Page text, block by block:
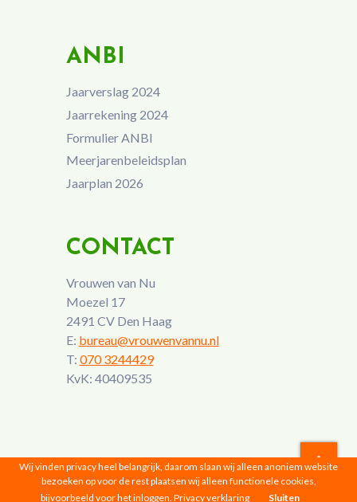
ANBI
Jaarverslag 2024
Jaarrekening 2024
Formulier ANBI
Meerjarenbeleidsplan
Jaarplan 2026
CONTACT
Vrouwen van Nu
Moezel 17
2491 CV Den Haag
E: bureau@vrouwenvannu.nl
T: 070 3244429
KvK: 40409535
Vrouwen van Nu © 2026 |Privacyverklaring
Wij vinden privacy heel belangrijk, daarom slaan wij alleen anoniem website
bezoeken op voor de rest plaatsen wij alleen functionele cookies,
bijvoorbeeld voor het inloggen. Privacy verklaring Sluiten